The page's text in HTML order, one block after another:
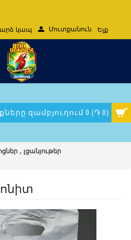
կապ Մուտքանուն Ելք
զամբյուղում 0 (֏ 0)
, լցանյութեր